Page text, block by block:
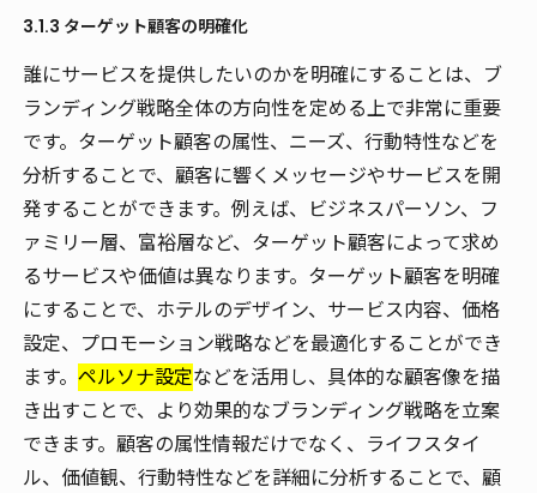
3.1.3 ターゲット顧客の明確化
誰にサービスを提供したいのかを明確にすることは、ブ
ランディング戦略全体の方向性を定める上で非常に重要
です。ターゲット顧客の属性、ニーズ、行動特性などを
分析することで、顧客に響くメッセージやサービスを開
発することができます。例えば、ビジネスパーソン、フ
ァミリー層、富裕層など、ターゲット顧客によって求め
るサービスや価値は異なります。ターゲット顧客を明確
にすることで、ホテルのデザイン、サービス内容、価格
設定、プロモーション戦略などを最適化することができ
ます。 ペルソナ設定などを活用し、具体的な顧客像を描
き出すことで、より効果的なブランディング戦略を立案
できます。顧客の属性情報だけでなく、ライフスタイ
ル、価値観、行動特性などを詳細に分析することで、顧